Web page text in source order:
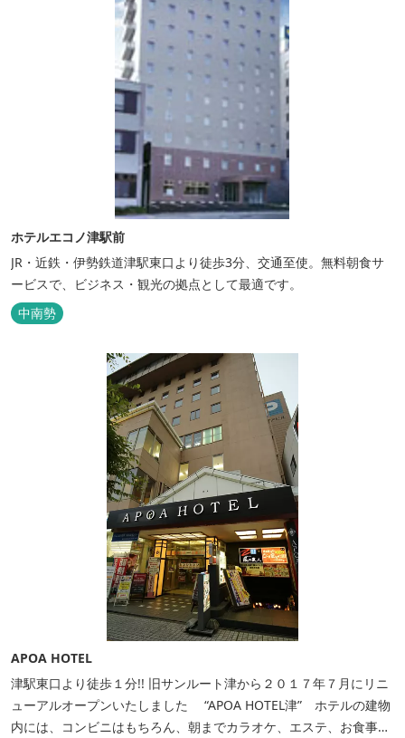
ホテルエコノ津駅前
JR・近鉄・伊勢鉄道津駅東口より徒歩3分、交通至使。無料朝食サ
ービスで、ビジネス・観光の拠点として最適です。
中南勢
APOA HOTEL
津駅東口より徒歩１分!! 旧サンルート津から２０１７年７月にリニ
ューアルオープンいたしました “APOA HOTEL津” ホテルの建物
内には、コンビニはもちろん、朝までカラオケ、エステ、お食事も